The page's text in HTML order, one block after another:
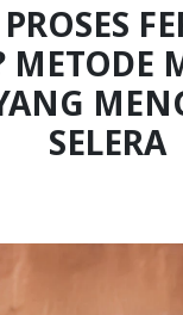
METODE
SELERA